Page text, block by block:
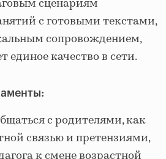
сценариям
с готовыми текстами,
сопровождением,
единое качество в сети.
с родителями, как
связью и претензиями,
к смене возрастной